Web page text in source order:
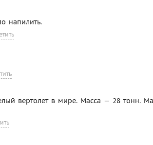
напилить.
вертолет в мире. Масса — 28 тонн.